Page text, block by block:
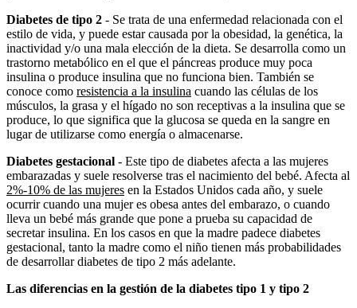
Diabetes de tipo 2 - Se trata de una enfermedad relacionada con el
estilo de vida, y puede estar causada por la obesidad, la genética, la
inactividad y/o una mala elección de la dieta. Se desarrolla como un
trastorno metabólico en el que el páncreas produce muy poca
insulina o produce insulina que no funciona bien. También se
conoce como resistencia a la insulina cuando las células de los
músculos, la grasa y el hígado no son receptivas a la insulina que se
produce, lo que significa que la glucosa se queda en la sangre en
lugar de utilizarse como energía o almacenarse.
Diabetes gestacional - Este tipo de diabetes afecta a las mujeres
embarazadas y suele resolverse tras el nacimiento del bebé. Afecta al
2%-10% de las mujeres en la Estados Unidos cada año, y suele
ocurrir cuando una mujer es obesa antes del embarazo, o cuando
lleva un bebé más grande que pone a prueba su capacidad de
secretar insulina. En los casos en que la madre padece diabetes
gestacional, tanto la madre como el niño tienen más probabilidades
de desarrollar diabetes de tipo 2 más adelante.
Las diferencias en la gestión de la diabetes tipo 1 y tipo 2